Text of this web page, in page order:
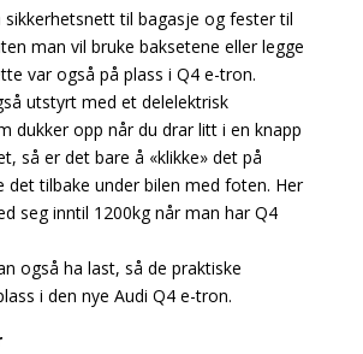
sikkerhetsnett til bagasje og fester til
man vil bruke baksetene eller legge
var også på plass i Q4 e-tron.
utstyrt med et delelektrisk
dukker opp når du drar litt i en knapp
så er det bare å «klikke» det på
det tilbake under bilen med foten. Her
seg inntil 1200kg når man har Q4
også ha last, så de praktiske
i den nye Audi Q4 e-tron.